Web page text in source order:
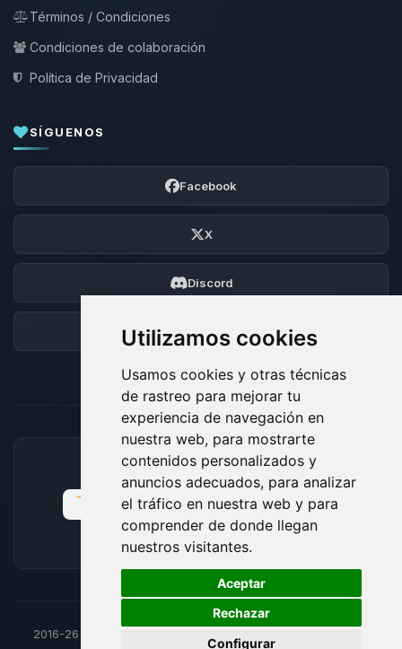
Utilizamos cookies
Usamos cookies y otras técnicas
de rastreo para mejorar tu
experiencia de navegación en
nuestra web, para mostrarte
contenidos personalizados y
anuncios adecuados, para analizar
el tráfico en nuestra web y para
comprender de donde llegan
nuestros visitantes.
Aceptar
Rechazar
Configurar
Términos / Condiciones
Condiciones de colaboración
Política de Privacidad
SÍGUENOS
Facebook
X
Discord
Foro
MÉTODOS DE PAGO ACEPTADOS
2016-26
🍪